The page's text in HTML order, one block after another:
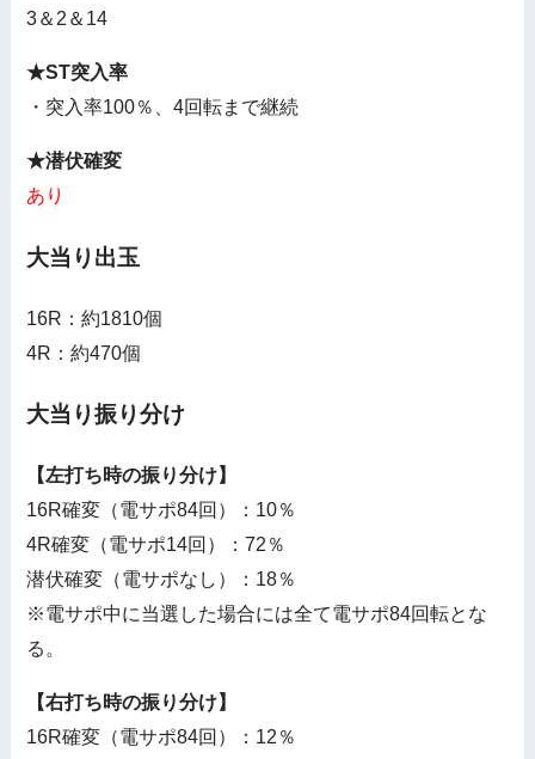
3＆2＆14
★ST突入率
・突入率100％、4回転まで継続
★潜伏確変
あり
大当り出玉
16R：約1810個
4R：約470個
大当り振り分け
【左打ち時の振り分け】
16R確変（電サポ84回）：10％
4R確変（電サポ14回）：72％
潜伏確変（電サポなし）：18％
※電サポ中に当選した場合には全て電サポ84回転とな
る。
【右打ち時の振り分け】
16R確変（電サポ84回）：12％